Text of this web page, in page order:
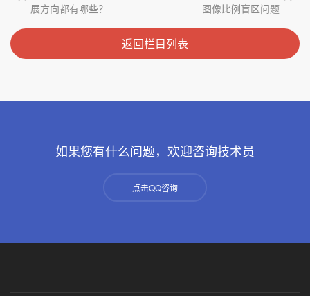
展方向都有哪些？
图像比例盲区问题
返回栏目列表
如果您有什么问题，欢迎咨询技术员
点击QQ咨询